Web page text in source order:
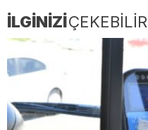
İLGİNİZİÇEKEBİLİR